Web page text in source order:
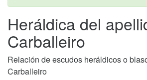
Heráldica del
Carballeiro
Relación de escudos heráldicos o
Carballeiro